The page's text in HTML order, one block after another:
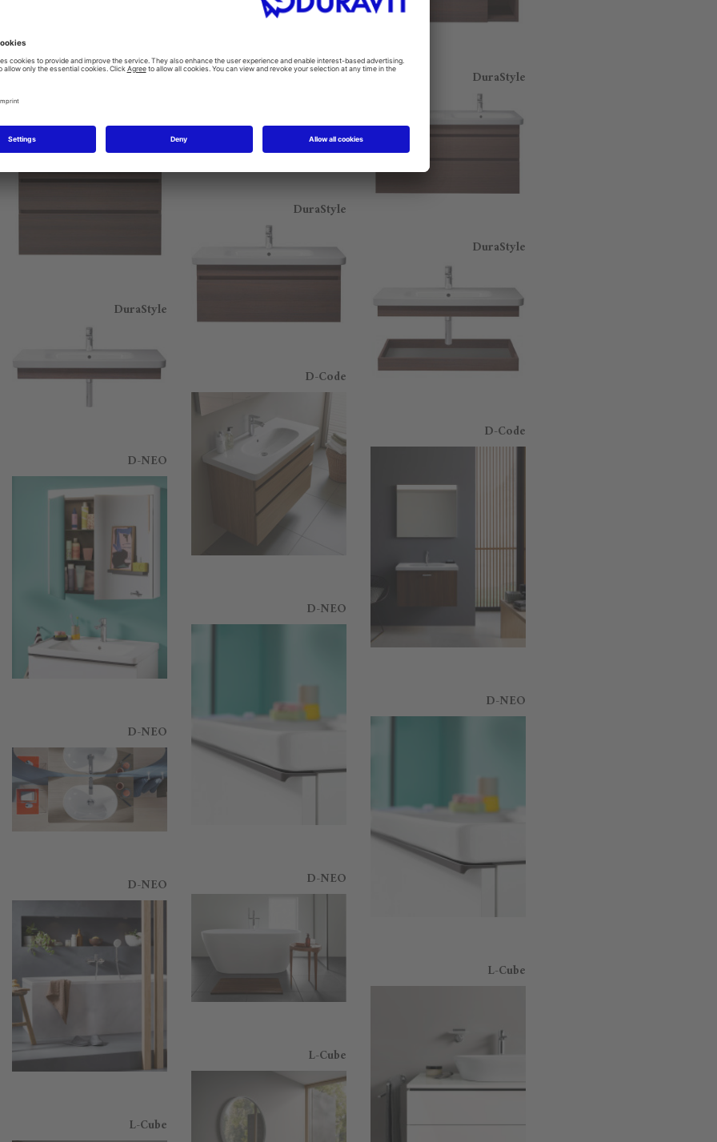
DuraStyle
DuraStyle
D-Code
D-NEO
L-Cube
DuraStyle
D-Code
D-NEO
D-NEO
L-Cube
DuraStyle
D-NEO
D-NEO
D-NEO
L-Cube